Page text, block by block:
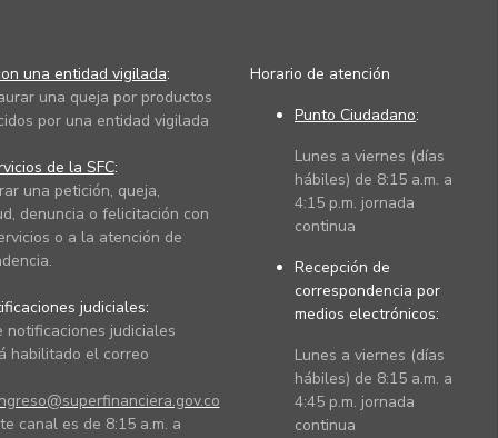
una entidad vigilada:
una queja por productos
por una entidad vigilada
de la SFC:
una petición, queja,
denuncia o felicitación con
o a la atención de
judiciales:
notificaciones judiciales
habilitado el correo
canal es de 8:15 a.m. a
Horario de atención
Punto Ciudadano:
Lunes a viernes (días
hábiles) de 8:15 a.m. a
4:15 p.m. jornada
continua
Recepción de
correspondencia por
medios electrónicos:
Lunes a viernes (días
hábiles) de 8:15 a.m. a
4:45 p.m. jornada
continua